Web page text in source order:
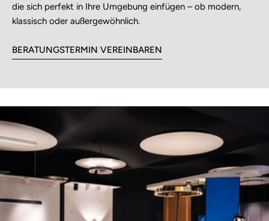
die sich perfekt in Ihre Umgebung einfügen – ob modern,
klassisch oder außergewöhnlich.
BERATUNGSTERMIN VEREINBAREN